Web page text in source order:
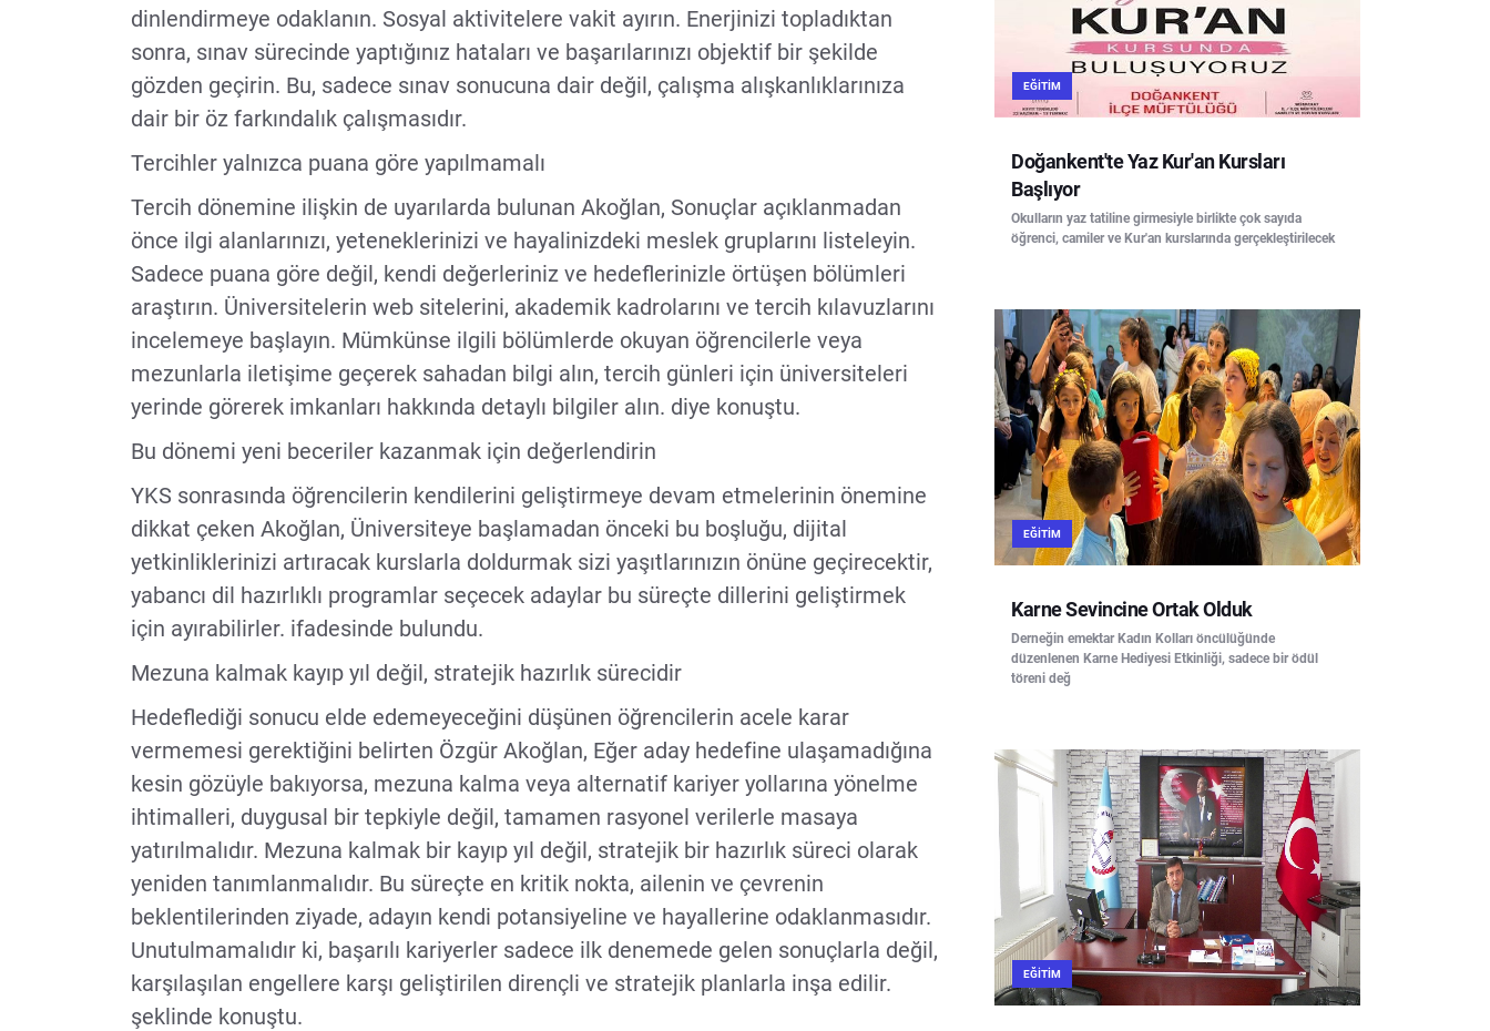
dinlendirmeye odaklanın. Sosyal aktivitelere vakit ayırın. Enerjinizi topladıktan
sonra, sınav sürecinde yaptığınız hataları ve başarılarınızı objektif bir şekilde
gözden geçirin. Bu, sadece sınav sonucuna dair değil, çalışma alışkanlıklarınıza
dair bir öz farkındalık çalışmasıdır.
Tercihler yalnızca puana göre yapılmamalı
Tercih dönemine ilişkin de uyarılarda bulunan Akoğlan, Sonuçlar açıklanmadan
önce ilgi alanlarınızı, yeteneklerinizi ve hayalinizdeki meslek gruplarını listeleyin.
Sadece puana göre değil, kendi değerleriniz ve hedeflerinizle örtüşen bölümleri
araştırın. Üniversitelerin web sitelerini, akademik kadrolarını ve tercih kılavuzlarını
incelemeye başlayın. Mümkünse ilgili bölümlerde okuyan öğrencilerle veya
mezunlarla iletişime geçerek sahadan bilgi alın, tercih günleri için üniversiteleri
yerinde görerek imkanları hakkında detaylı bilgiler alın. diye konuştu.
Bu dönemi yeni beceriler kazanmak için değerlendirin
YKS sonrasında öğrencilerin kendilerini geliştirmeye devam etmelerinin önemine
dikkat çeken Akoğlan, Üniversiteye başlamadan önceki bu boşluğu, dijital
yetkinliklerinizi artıracak kurslarla doldurmak sizi yaşıtlarınızın önüne geçirecektir,
yabancı dil hazırlıklı programlar seçecek adaylar bu süreçte dillerini geliştirmek
için ayırabilirler. ifadesinde bulundu.
Mezuna kalmak kayıp yıl değil, stratejik hazırlık sürecidir
Hedeflediği sonucu elde edemeyeceğini düşünen öğrencilerin acele karar
vermemesi gerektiğini belirten Özgür Akoğlan, Eğer aday hedefine ulaşamadığına
kesin gözüyle bakıyorsa, mezuna kalma veya alternatif kariyer yollarına yönelme
ihtimalleri, duygusal bir tepkiyle değil, tamamen rasyonel verilerle masaya
yatırılmalıdır. Mezuna kalmak bir kayıp yıl değil, stratejik bir hazırlık süreci olarak
yeniden tanımlanmalıdır. Bu süreçte en kritik nokta, ailenin ve çevrenin
beklentilerinden ziyade, adayın kendi potansiyeline ve hayallerine odaklanmasıdır.
Unutulmamalıdır ki, başarılı kariyerler sadece ilk denemede gelen sonuçlarla değil,
karşılaşılan engellere karşı geliştirilen dirençli ve stratejik planlarla inşa edilir.
şeklinde konuştu.
EĞITIM
Doğankent'te Yaz Kur'an Kursları
Başlıyor
Okulların yaz tatiline girmesiyle birlikte çok sayıda
öğrenci, camiler ve Kur'an kurslarında gerçekleştirilecek
EĞITIM
Karne Sevincine Ortak Olduk
Derneğin emektar Kadın Kolları öncülüğünde
düzenlenen Karne Hediyesi Etkinliği, sadece bir ödül
töreni değ
EĞITIM